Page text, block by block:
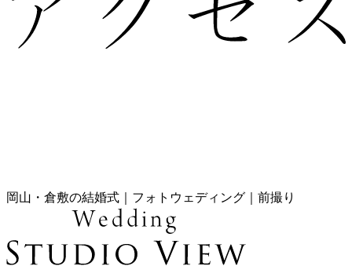
岡山・倉敷の結婚式｜フォトウェディング｜前撮り